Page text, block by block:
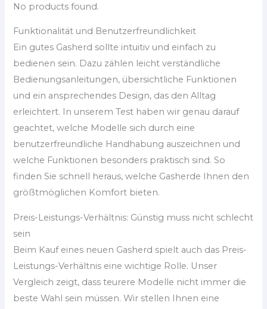
No products found.
Funktionalität und Benutzerfreundlichkeit
Ein gutes Gasherd sollte intuitiv und einfach zu
bedienen sein. Dazu zählen leicht verständliche
Bedienungsanleitungen, übersichtliche Funktionen
und ein ansprechendes Design, das den Alltag
erleichtert. In unserem Test haben wir genau darauf
geachtet, welche Modelle sich durch eine
benutzerfreundliche Handhabung auszeichnen und
welche Funktionen besonders praktisch sind. So
finden Sie schnell heraus, welche Gasherde Ihnen den
größtmöglichen Komfort bieten.
Preis-Leistungs-Verhältnis: Günstig muss nicht schlecht
sein
Beim Kauf eines neuen Gasherd spielt auch das Preis-
Leistungs-Verhältnis eine wichtige Rolle. Unser
Vergleich zeigt, dass teurere Modelle nicht immer die
beste Wahl sein müssen. Wir stellen Ihnen eine